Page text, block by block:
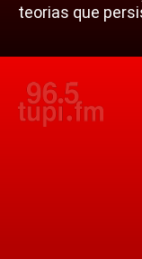
teorias que